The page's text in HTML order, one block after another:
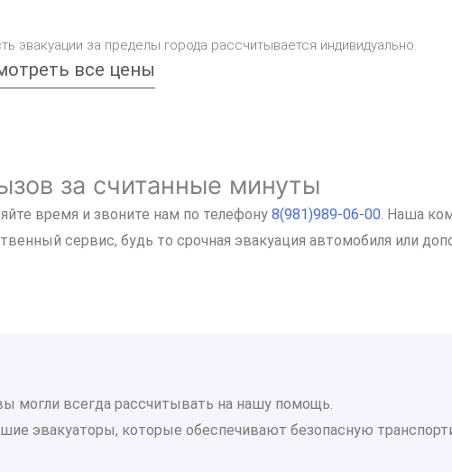
эвакуации за пределы города рассчитывается индивидуально.
все цены
за считанные минуты
время и звоните нам по телефону 8(981)989-06-00. Наша
сервис, будь то срочная эвакуация автомобиля или
могли всегда рассчитывать на нашу помощь.
эвакуаторы, которые обеспечивают безопасную